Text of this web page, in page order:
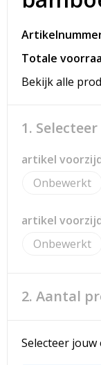
Strandtassen
Toilettassen
Duffeltassen
Totale
Bekijk alle
1.
artikel
Onbewerkt
artikel
Onbewerkt
2. Aantal
Selecteer